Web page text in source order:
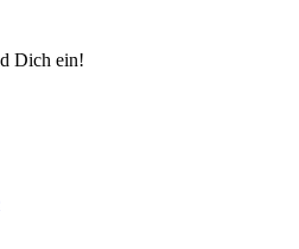
Dich ein!